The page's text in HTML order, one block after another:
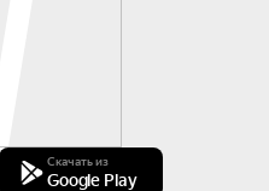
Скачать из
Google Play